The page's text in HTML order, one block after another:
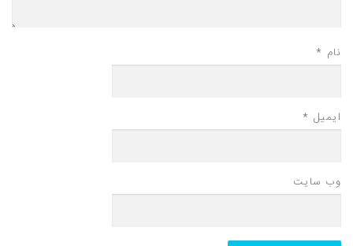
نام *
ایمیل *
وب‌ سایت